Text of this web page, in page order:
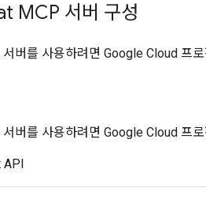
MCP 서버 구성
서버를 사용하려면 Google Cloud 프
서버를 사용하려면 Google Cloud 프
API